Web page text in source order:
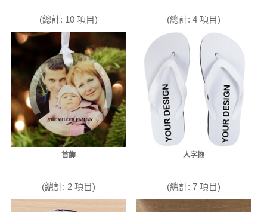
(總計: 10 項目) (總計: 4 項目)
首飾
(總計: 2 項目)
人字拖
(總計: 7 項目)